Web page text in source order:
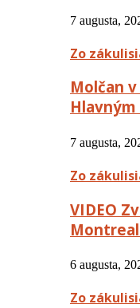
7 augusta,
Zo
Molčan
7 augusta,
Zo
VIDEO
6 augusta,
Zo